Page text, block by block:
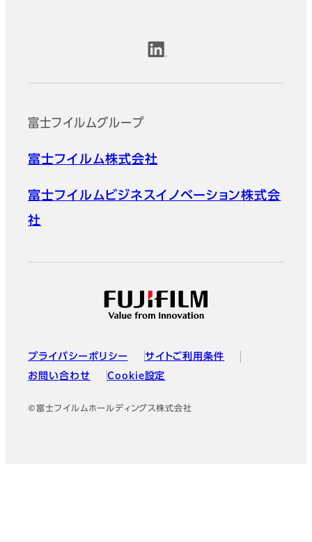
富士フイルムグループ
富士フイルム株式会社
富士フイルムビジネスイノベーション株式会
社
プライバシーポリシー
サイトご利用条件
お問い合わせ
Cookie設定
©富士フイルムホールディングス株式会社